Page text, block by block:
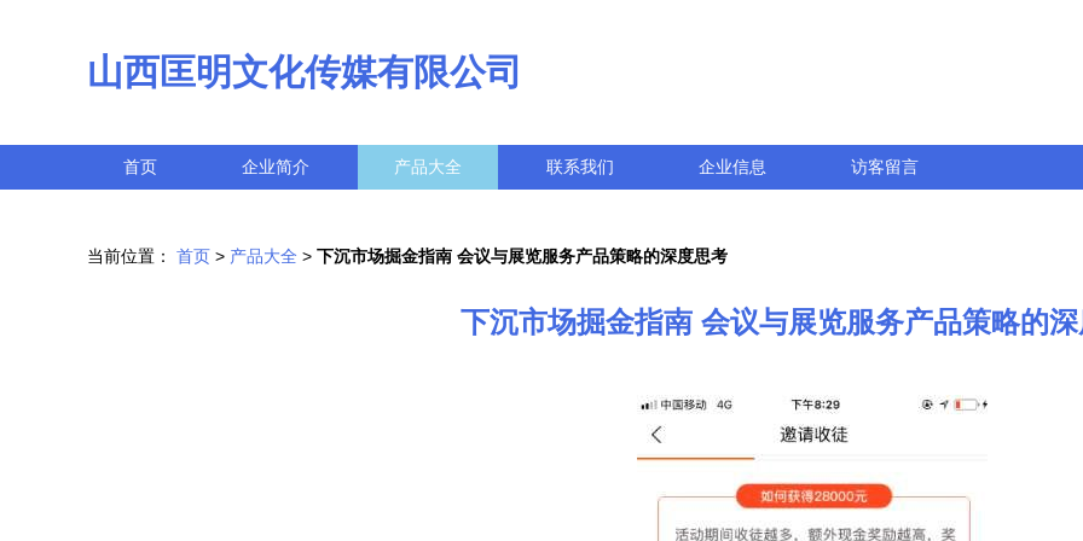
山西匡明文化传媒有限公司
首页 企业简介 产品大全 联系我们 企业信息 访客留言
当前位置： 首页 > 产品大全 > 下沉市场掘金指南 会议与展览服务产品策略的深度思考
下沉市场掘金指南 会议与展览服务产品策略的